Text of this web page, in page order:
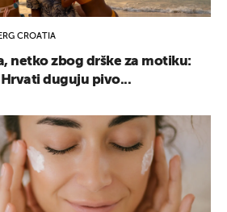
CROATIA
netko zbog drške za motiku:
Hrvati duguju pivo...